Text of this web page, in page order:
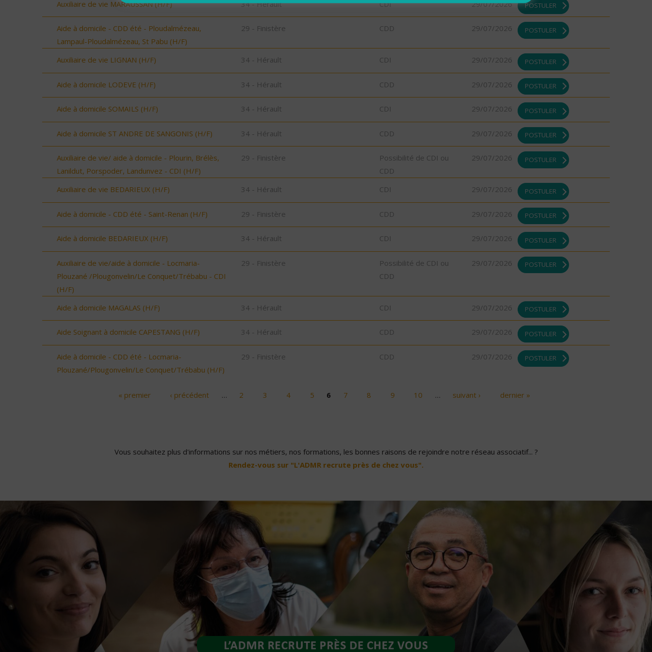
Auxiliaire de vie MARAUSSAN (H/F) 34 - Hérault CDI 29/07/2026 POSTULER
Aide à domicile - CDD été - Ploudalmézeau,
Lampaul-Ploudalmézeau, St Pabu (H/F)
29 - Finistère CDD 29/07/2026 POSTULER
Auxiliaire de vie LIGNAN (H/F) 34 - Hérault CDI 29/07/2026 POSTULER
Aide à domicile LODEVE (H/F) 34 - Hérault CDD 29/07/2026 POSTULER
Aide à domicile SOMAILS (H/F) 34 - Hérault CDI 29/07/2026 POSTULER
Aide à domicile ST ANDRE DE SANGONIS (H/F) 34 - Hérault CDD 29/07/2026 POSTULER
Auxiliaire de vie/ aide à domicile - Plourin, Brélès,
Lanildut, Porspoder, Landunvez - CDI (H/F)
29 - Finistère
Possibilité de CDI ou
CDD
29/07/2026 POSTULER
Auxiliaire de vie BEDARIEUX (H/F) 34 - Hérault CDI 29/07/2026 POSTULER
Aide à domicile - CDD été - Saint-Renan (H/F) 29 - Finistère CDD 29/07/2026 POSTULER
Aide à domicile BEDARIEUX (H/F) 34 - Hérault CDI 29/07/2026 POSTULER
Auxiliaire de vie/aide à domicile - Locmaria-
Plouzané /Plougonvelin/Le Conquet/Trébabu - CDI
(H/F)
29 - Finistère
Possibilité de CDI ou
CDD
29/07/2026 POSTULER
Aide à domicile MAGALAS (H/F) 34 - Hérault CDI 29/07/2026 POSTULER
Aide Soignant à domicile CAPESTANG (H/F) 34 - Hérault CDD 29/07/2026 POSTULER
Aide à domicile - CDD été - Locmaria-
Plouzané/Plougonvelin/Le Conquet/Trébabu (H/F)
29 - Finistère CDD 29/07/2026 POSTULER
« premier ‹ précédent … 2 3 4 5 6 7 8 9 10 … suivant › dernier »
Vous souhaitez plus d'informations sur nos métiers, nos formations, les bonnes raisons de rejoindre notre réseau associatif... ?
Rendez-vous sur "L'ADMR recrute près de chez vous".